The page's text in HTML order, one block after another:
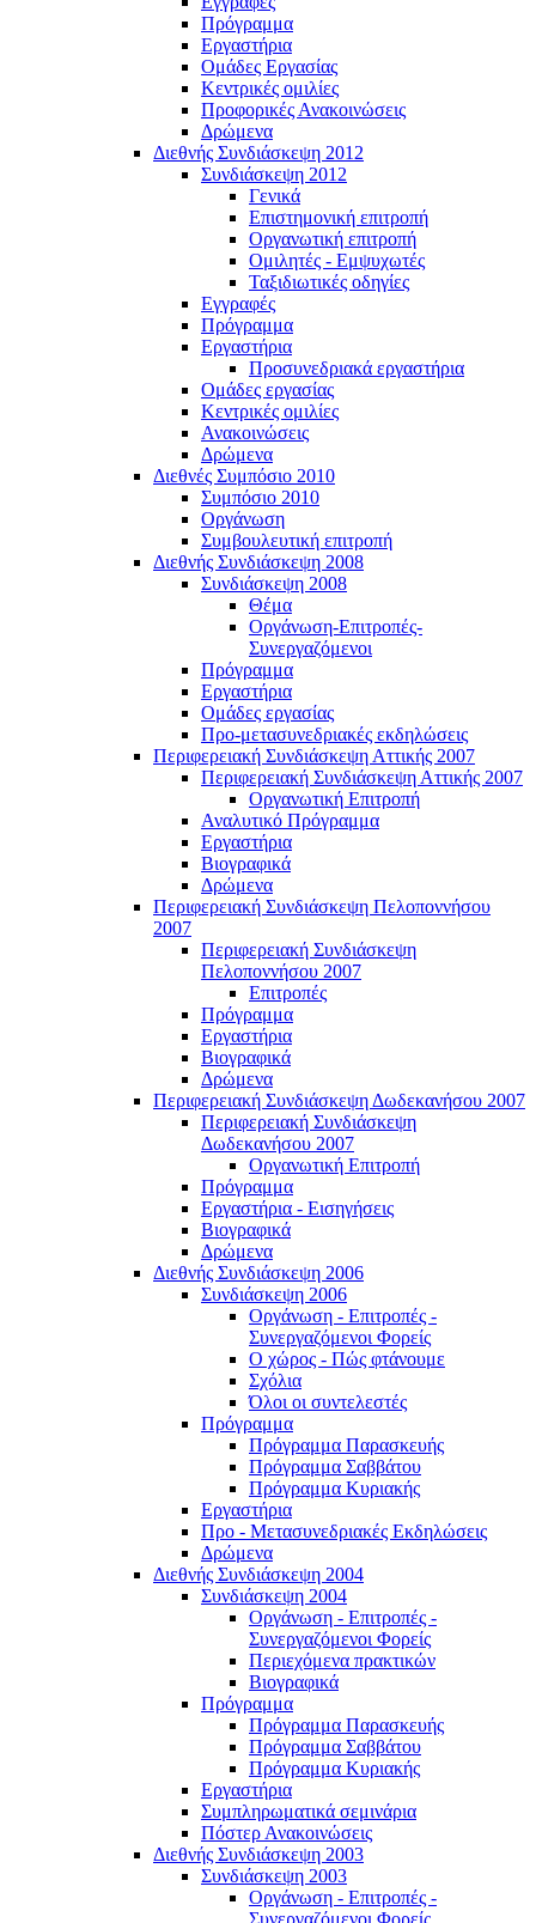
Πρόγραμμα
Εργαστήρια
Ομάδες Εργασίας
Κεντρικές ομιλίες
Προφορικές Ανακοινώσεις
Δρώμενα
Διεθνής Συνδιάσκεψη 2012
Συνδιάσκεψη 2012
Γενικά
Επιστημονική επιτροπή
Οργανωτική επιτροπή
Ομιλητές - Εμψυχωτές
Ταξιδιωτικές οδηγίες
Εγγραφές
Πρόγραμμα
Εργαστήρια
Προσυνεδριακά εργαστήρια
Ομάδες εργασίας
Κεντρικές ομιλίες
Ανακοινώσεις
Δρώμενα
Διεθνές Συμπόσιο 2010
Συμπόσιο 2010
Οργάνωση
Συμβουλευτική επιτροπή
Διεθνής Συνδιάσκεψη 2008
Συνδιάσκεψη 2008
Θέμα
Οργάνωση-Επιτροπές-
Συνεργαζόμενοι
Πρόγραμμα
Εργαστήρια
Ομάδες εργασίας
Προ-μετασυνεδριακές εκδηλώσεις
Περιφερειακή Συνδιάσκεψη Αττικής 2007
Περιφερειακή Συνδιάσκεψη Αττικής 2007
Οργανωτική Επιτροπή
Αναλυτικό Πρόγραμμα
Εργαστήρια
Βιογραφικά
Δρώμενα
Περιφερειακή Συνδιάσκεψη Πελοποννήσου
2007
Περιφερειακή Συνδιάσκεψη
Πελοποννήσου 2007
Επιτροπές
Πρόγραμμα
Εργαστήρια
Βιογραφικά
Δρώμενα
Περιφερειακή Συνδιάσκεψη Δωδεκανήσου 2007
Περιφερειακή Συνδιάσκεψη
Δωδεκανήσου 2007
Οργανωτική Επιτροπή
Πρόγραμμα
Εργαστήρια - Εισηγήσεις
Βιογραφικά
Δρώμενα
Διεθνής Συνδιάσκεψη 2006
Συνδιάσκεψη 2006
Οργάνωση - Επιτροπές -
Συνεργαζόμενοι Φορείς
Ο χώρος - Πώς φτάνουμε
Σχόλια
Όλοι οι συντελεστές
Πρόγραμμα
Πρόγραμμα Παρασκευής
Πρόγραμμα Σαββάτου
Πρόγραμμα Κυριακής
Εργαστήρια
Προ - Μετασυνεδριακές Εκδηλώσεις
Δρώμενα
Διεθνής Συνδιάσκεψη 2004
Συνδιάσκεψη 2004
Οργάνωση - Επιτροπές -
Συνεργαζόμενοι Φορείς
Περιεχόμενα πρακτικών
Βιογραφικά
Πρόγραμμα
Πρόγραμμα Παρασκευής
Πρόγραμμα Σαββάτου
Πρόγραμμα Κυριακής
Εργαστήρια
Συμπληρωματικά σεμινάρια
Πόστερ Ανακοινώσεις
Διεθνής Συνδιάσκεψη 2003
Συνδιάσκεψη 2003
Οργάνωση - Επιτροπές -
Συνεργαζόμενοι Φορείς